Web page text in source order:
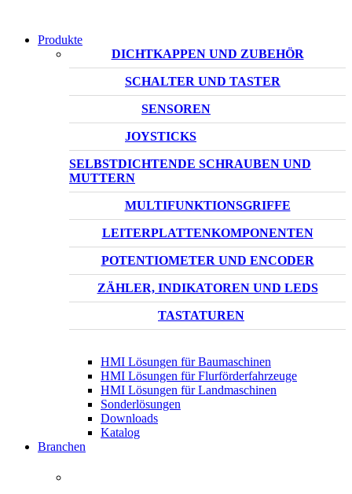
Produkte
DICHTKAPPEN UND ZUBEHÖR
SCHALTER UND TASTER
SENSOREN
JOYSTICKS
SELBSTDICHTENDE SCHRAUBEN UND
MUTTERN
MULTIFUNKTIONSGRIFFE
LEITERPLATTENKOMPONENTEN
POTENTIOMETER UND ENCODER
ZÄHLER, INDIKATOREN UND LEDS
TASTATUREN
HMI Lösungen für Baumaschinen
HMI Lösungen für Flurförderfahrzeuge
HMI Lösungen für Landmaschinen
Sonderlösungen
Downloads
Katalog
Branchen